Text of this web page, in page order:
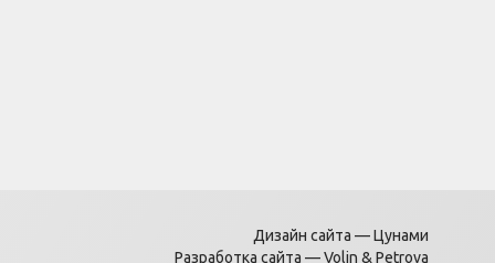
Дизайн сайта —Цунами
Разработка сайта —Volin & Petrova